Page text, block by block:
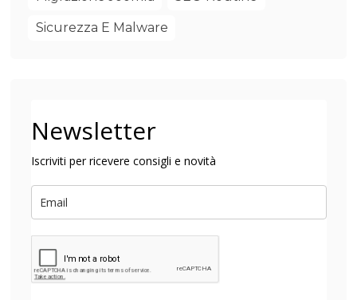
Sicurezza E Malware
Newsletter
Iscriviti per ricevere consigli e novità